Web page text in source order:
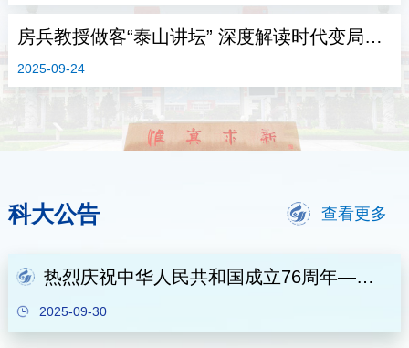
房兵教授做客“泰山讲坛” 深度解读时代变局与国家发展
2025-09-24
科大公告 查看更多
热烈庆祝中华人民共和国成立76周年——“与时代同行”西海岸新区摄影艺术作品巡展(乐动在线登录站)
2025-09-30